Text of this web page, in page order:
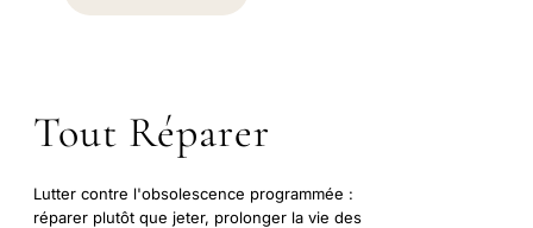
Tout Réparer
Lutter contre l'obsolescence programmée :
réparer plutôt que jeter, prolonger la vie des